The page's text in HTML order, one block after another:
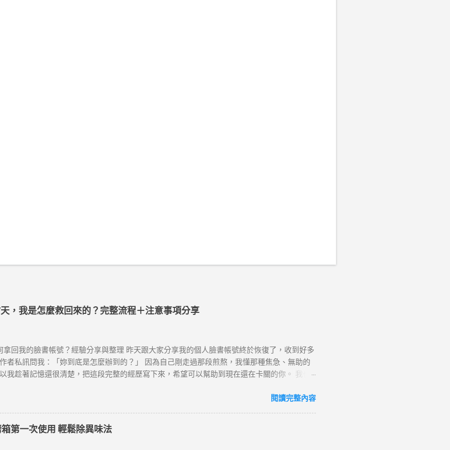
，我是怎麼救回來的？完整流程＋注意事項分享
回我的臉書帳號？經驗分享與整理 昨天跟大家分享我的個人臉書帳號終於恢復了，收到好多
者私訊問我：「妳到底是怎麼辦到的？」 因為自己剛走過那段煎熬，我懂那種焦急、無助的
我趁著記憶還很清楚，把這段完整的經歷寫下來，希望可以幫助到現在還在卡關的你。 我也
好消息。 【事發經過】我的帳號是怎麼被停權的？ 7/29(二)下午，我因為移除了假帳號的標
則。(這個每個人被判的理由都不一樣，有人是違反了兒剝、成剝等等…，聽說違反誠信規則好
較好解的，但這說法未經證實)，然後要在180天內提出申訴，不然就會被永久停用帳號。 ⚠️
閱讀完整內容
第一次使用 輕鬆除異味法